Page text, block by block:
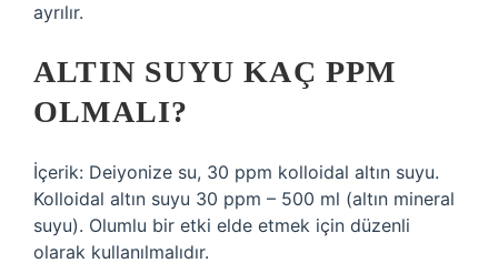
ayrılır.
ALTIN SUYU KAÇ PPM
OLMALI?
İçerik: Deiyonize su, 30 ppm kolloidal altın suyu.
Kolloidal altın suyu 30 ppm – 500 ml (altın mineral
suyu). Olumlu bir etki elde etmek için düzenli
olarak kullanılmalıdır.